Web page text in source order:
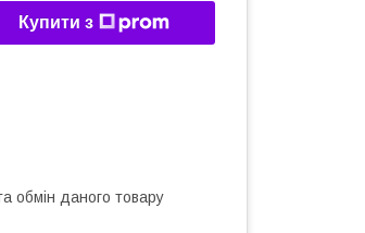
Купити з
обмін даного товару